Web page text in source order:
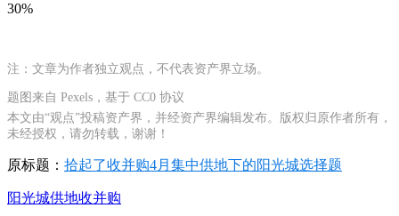
30%
注：文章为作者独立观点，不代表资产界立场。
题图来自 Pexels，基于 CC0 协议
本文由“观点”投稿资产界，并经资产界编辑发布。版权归原作者所有，
未经授权，请勿转载，谢谢！
原标题： 拾起了收并购4月集中供地下的阳光城选择题
阳光城供地收并购